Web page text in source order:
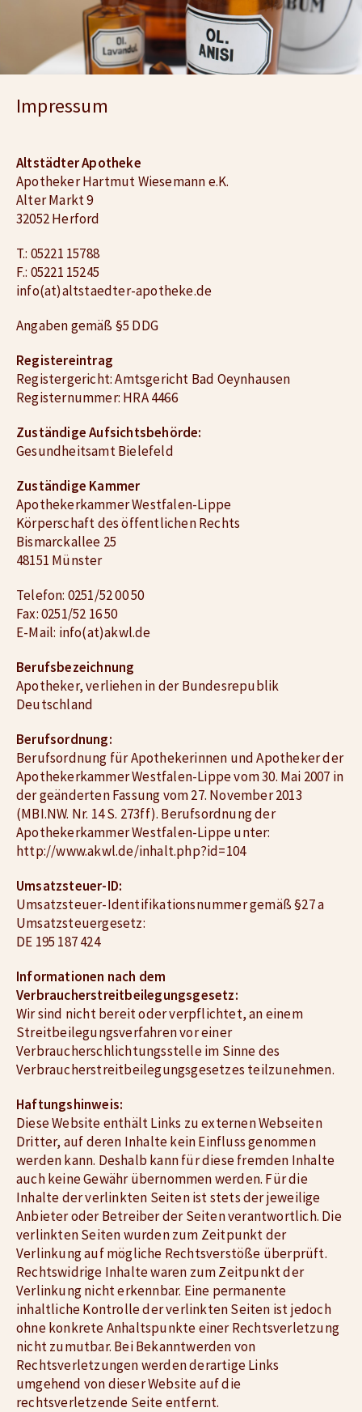
Impressum
Altstädter Apotheke
Apotheker Hartmut Wiesemann e.K.
Alter Markt 9
32052 Herford
T.: 05221 15788
F.: 05221 15245
info(at)altstaedter-apotheke.de
Angaben gemäß §5 DDG
Registereintrag
Registergericht: Amtsgericht Bad Oeynhausen
Registernummer: HRA 4466
Zuständige Aufsichtsbehörde:
Gesundheitsamt Bielefeld
Zuständige Kammer
Apothekerkammer Westfalen-Lippe
Körperschaft des öffentlichen Rechts
Bismarckallee 25
48151 Münster
Telefon: 0251/52 00 50
Fax: 0251/52 16 50
E-Mail: info(at)akwl.de
Berufsbezeichnung
Apotheker, verliehen in der Bundesrepublik
Deutschland
Berufsordnung:
Berufsordnung für Apothekerinnen und Apotheker der
Apothekerkammer Westfalen-Lippe vom 30. Mai 2007 in
der geänderten Fassung vom 27. November 2013
(MBI.NW. Nr. 14 S. 273ff). Berufsordnung der
Apothekerkammer Westfalen-Lippe unter:
http://www.akwl.de/inhalt.php?id=104
Umsatzsteuer-ID:
Umsatzsteuer-Identifikationsnummer gemäß §27 a
Umsatzsteuergesetz:
DE 195 187 424
Informationen nach dem
Verbraucherstreitbeilegungsgesetz:
Wir sind nicht bereit oder verpflichtet, an einem
Streitbeilegungsverfahren vor einer
Verbraucherschlichtungsstelle im Sinne des
Verbraucherstreitbeilegungsgesetzes teilzunehmen.
Haftungshinweis:
Diese Website enthält Links zu externen Webseiten
Dritter, auf deren Inhalte kein Einfluss genommen
werden kann. Deshalb kann für diese fremden Inhalte
auch keine Gewähr übernommen werden. Für die
Inhalte der verlinkten Seiten ist stets der jeweilige
Anbieter oder Betreiber der Seiten verantwortlich. Die
verlinkten Seiten wurden zum Zeitpunkt der
Verlinkung auf mögliche Rechtsverstöße überprüft.
Rechtswidrige Inhalte waren zum Zeitpunkt der
Verlinkung nicht erkennbar. Eine permanente
inhaltliche Kontrolle der verlinkten Seiten ist jedoch
ohne konkrete Anhaltspunkte einer Rechtsverletzung
nicht zumutbar. Bei Bekanntwerden von
Rechtsverletzungen werden derartige Links
umgehend von dieser Website auf die
rechtsverletzende Seite entfernt.